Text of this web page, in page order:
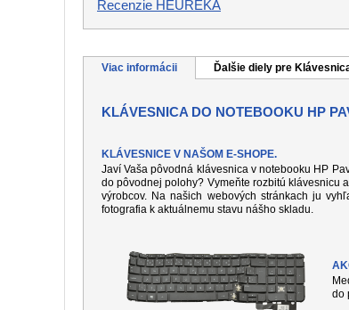
Recenzie HEUREKA
Viac informácii Ďalšie diely pre
KLÁVESNICA DO NOTEBOOKU HP
KLÁVESNICE V NAŠOM E-SHOPE.
Javí Vaša pôvodná klávesnica v notebooku HP
do pôvodnej polohy? Vymeňte rozbitú klávesnicu
výrobcov. Na našich webových stránkach ju
fotografia k aktuálnemu stavu nášho skladu.
do